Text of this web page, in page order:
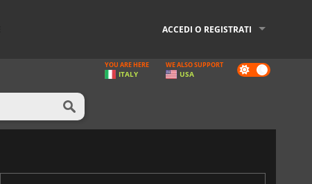
ACCEDI O REGISTRATI
Dark
mode
YOU ARE HERE
ITALY
WE ALSO SUPPORT
USA